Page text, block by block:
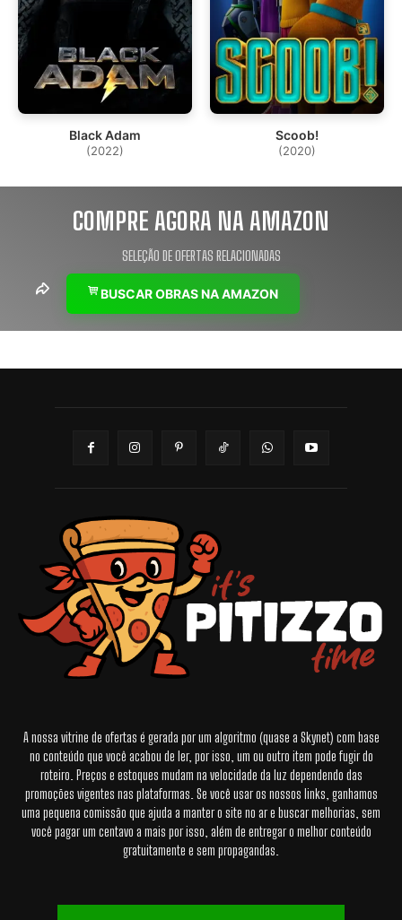
Black Adam
(2022)
Scoob!
(2020)
COMPRE AGORA NA AMAZON
SELEÇÃO DE OFERTAS RELACIONADAS
BUSCAR OBRAS NA AMAZON
A nossa vitrine de ofertas é gerada por um algoritmo (quase a Skynet) com base
no conteúdo que você acabou de ler, por isso, um ou outro item pode fugir do
roteiro. Preços e estoques mudam na velocidade da luz dependendo das
promoções vigentes nas plataformas. Se você usar os nossos links, ganhamos
uma pequena comissão que ajuda a manter o site no ar e buscar melhorias, sem
você pagar um centavo a mais por isso, além de entregar o melhor conteúdo
gratuitamente e sem propagandas.